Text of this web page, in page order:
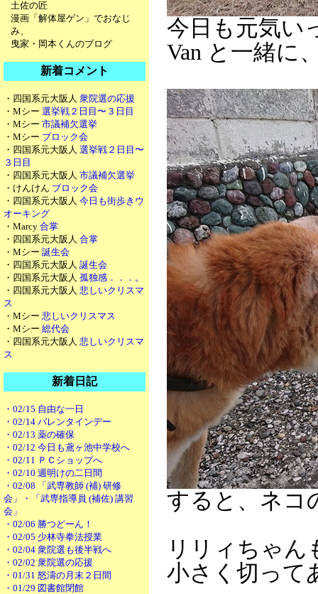
土佐の匠
漫画「解体屋ゲン」でおなじ
み、
曳家・岡本くんのブログ
新着コメント
・四国系元大阪人 衆院選の応援
・Mシー 選挙戦２日目〜３日目
・Mシー 市議補欠選挙
・Mシー ブロック会
・四国系元大阪人 選挙戦２日目〜
３日目
・四国系元大阪人 市議補欠選挙
・けんけん ブロック会
・四国系元大阪人 今日も街歩きウ
オーキング
・Marcy 合掌
・四国系元大阪人 合掌
・Mシー 誕生会
・四国系元大阪人 誕生会
・四国系元大阪人 孤独感．．．。
・四国系元大阪人 悲しいクリスマ
ス
・Mシー 悲しいクリスマス
・Mシー 総代会
・四国系元大阪人 悲しいクリスマ
ス
新着日記
・02/15 自由な一日
・02/14 バレンタインデー
・02/13 薬の確保
・02/12 今日も鳶ヶ池中学校へ
・02/11 ＰＣショップへ
・02/10 週明けの二日間
・02/08 「武専教師 (補) 研修
会」・「武専指導員 (補佐) 講習
会」
・02/06 勝つどーん！
・02/05 少林寺拳法授業
・02/04 衆院選も後半戦へ
・02/02 衆院選の応援
・01/31 怒濤の月末２日間
・01/29 図書館閉館
今日も元気い
Van と一緒に
すると、ネコ
リリィちゃん
小さく切って